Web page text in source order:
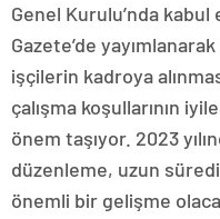
Genel Kurulu’nda
Gazete’de
işçilerin kadroya
çalışma koşullarının
önem taşıyor. 2023
düzenleme, uzun
önemli bir gelişme